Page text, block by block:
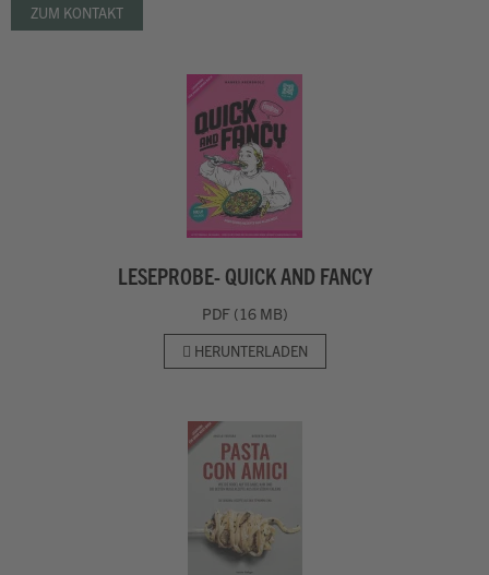
ZUM KONTAKT
LESEPROBE- QUICK AND FANCY
PDF (16 MB)
HERUNTERLADEN